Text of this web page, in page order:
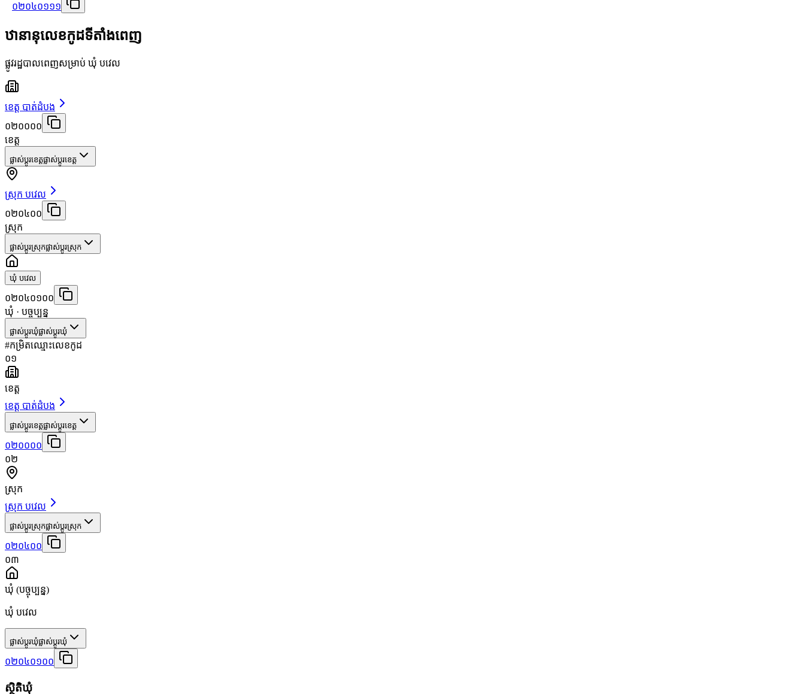
០២០៤០១១១
ឋានានុលេខកូដទីតាំងពេញ
ផ្លូវរដ្ឋបាលពេញសម្រាប់ ឃុំ បវេល
ខេត្ត បាត់ដំបង
០២០០០០
ខេត្ត
ផ្លាស់ប្តូរខេត្តផ្លាស់ប្តូរខេត្ត
ស្រុក បវេល
០២០៤០០
ស្រុក
ផ្លាស់ប្តូរស្រុកផ្លាស់ប្តូរស្រុក
ឃុំ បវេល
០២០៤០១០០
ឃុំ · បច្ចុប្បន្ន
ផ្លាស់ប្តូរឃុំផ្លាស់ប្តូរឃុំ
#កម្រិតឈ្មោះលេខកូដ
០១
ខេត្ត
ខេត្ត បាត់ដំបង
ផ្លាស់ប្តូរខេត្តផ្លាស់ប្តូរខេត្ត
០២០០០០
០២
ស្រុក
ស្រុក បវេល
ផ្លាស់ប្តូរស្រុកផ្លាស់ប្តូរស្រុក
០២០៤០០
០៣
ឃុំ (បច្ចុប្បន្ន)
ឃុំ បវេល
ផ្លាស់ប្តូរឃុំផ្លាស់ប្តូរឃុំ
០២០៤០១០០
ស្ថិតិឃុំ